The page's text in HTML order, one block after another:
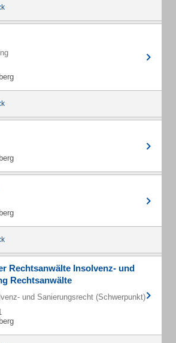
Rechtsanwälte Insolvenz- und
Rechtsanwälte
und Sanierungsrecht (Schwerpunkt)